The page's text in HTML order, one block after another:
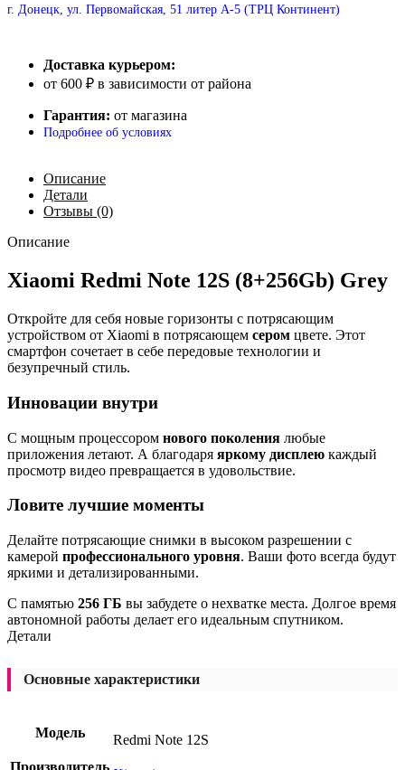
г. Донецк, ул. Первомайская, 51 литер А-5 (ТРЦ Континент)
Доставка курьером:
от 600 ₽ в зависимости от района
Гарантия: от магазина
Подробнее об условиях
Описание
Детали
Отзывы (0)
Описание
Xiaomi Redmi Note 12S (8+256Gb) Grey
Откройте для себя новые горизонты с потрясающим
устройством от Xiaomi в потрясающем сером цвете. Этот
смартфон сочетает в себе передовые технологии и
безупречный стиль.
Инновации внутри
С мощным процессором нового поколения любые
приложения летают. А благодаря яркому дисплею каждый
просмотр видео превращается в удовольствие.
Ловите лучшие моменты
Делайте потрясающие снимки в высоком разрешении с
камерой профессионального уровня. Ваши фото всегда будут
яркими и детализированными.
С памятью 256 ГБ вы забудете о нехватке места. Долгое время
автономной работы делает его идеальным спутником.
Детали
Основные характеристики
Модель
Redmi Note 12S
Производитель